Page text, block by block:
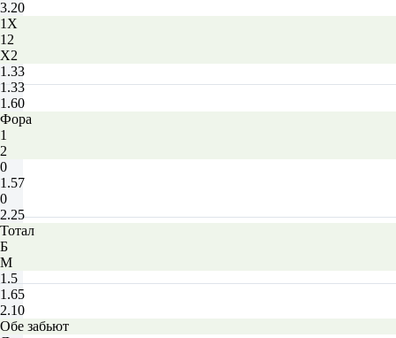
3.20
1X
12
X2
1.33
1.33
1.60
Фора
1
2
0
1.57
0
2.25
Тотал
Б
М
1.5
1.65
2.10
Обе забьют